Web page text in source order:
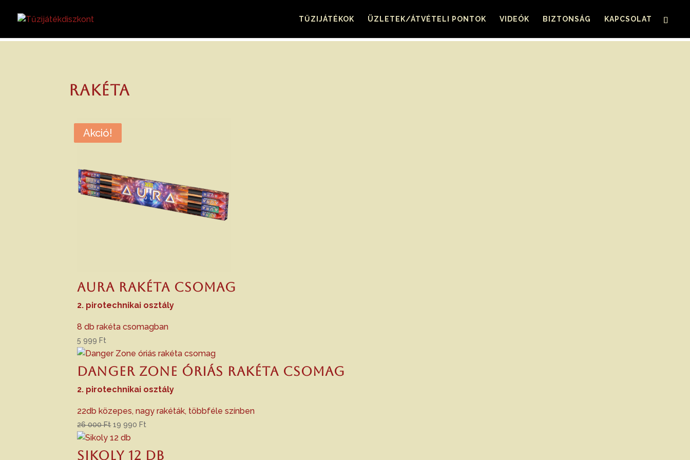
TŰZIJÁTÉKOK ÜZLETEK/ÁTVÉTELI PONTOK VIDEÓK BIZTONSÁG KAPCSOLAT
Rakéta
AURA rakéta csomag
2. pirotechnikai osztály
8 db rakéta csomagban
5 999 Ft
Akció!
Danger Zone óriás rakéta csomag
2. pirotechnikai osztály
22db közepes, nagy rakéták, többféle színben
26 000Ft Original
price
was:
19 990 Ft
is:
Akció!
Sikoly 12 db